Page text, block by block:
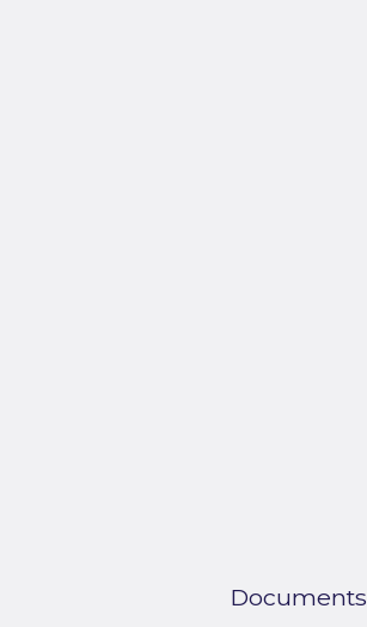
Documents